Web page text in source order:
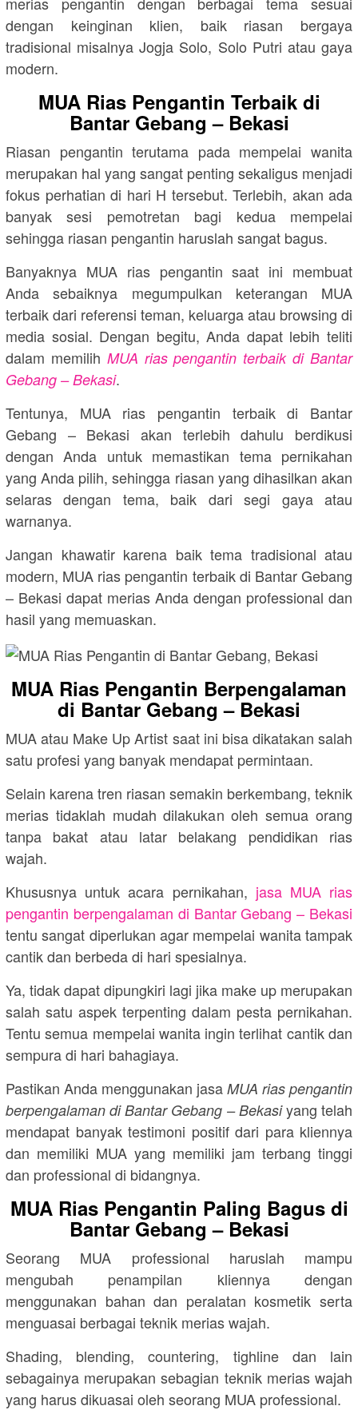
dengan keinginan klien, baik riasan bergaya
tradisional misalnya Jogja Solo, Solo Putri atau gaya
modern.
MUA Rias Pengantin Terbaik di
Bantar Gebang – Bekasi
Riasan pengantin terutama pada mempelai wanita
merupakan hal yang sangat penting sekaligus menjadi
fokus perhatian di hari H tersebut. Terlebih, akan ada
banyak sesi pemotretan bagi kedua mempelai
sehingga riasan pengantin haruslah sangat bagus.
Banyaknya MUA rias pengantin saat ini membuat
Anda sebaiknya megumpulkan keterangan MUA
terbaik dari referensi teman, keluarga atau browsing di
media sosial. Dengan begitu, Anda dapat lebih teliti
dalam memilih MUA rias pengantin terbaik di Bantar
Gebang – Bekasi.
Tentunya, MUA rias pengantin terbaik di Bantar
Gebang – Bekasi akan terlebih dahulu berdikusi
dengan Anda untuk memastikan tema pernikahan
yang Anda pilih, sehingga riasan yang dihasilkan akan
selaras dengan tema, baik dari segi gaya atau
warnanya.
Jangan khawatir karena baik tema tradisional atau
modern, MUA rias pengantin terbaik di Bantar Gebang
– Bekasi dapat merias Anda dengan professional dan
hasil yang memuaskan.
MUA Rias Pengantin Berpengalaman
di Bantar Gebang – Bekasi
MUA atau Make Up Artist saat ini bisa dikatakan salah
satu profesi yang banyak mendapat permintaan.
Selain karena tren riasan semakin berkembang, teknik
merias tidaklah mudah dilakukan oleh semua orang
tanpa bakat atau latar belakang pendidikan rias
wajah.
Khususnya untuk acara pernikahan, jasa MUA rias
pengantin berpengalaman di Bantar Gebang – Bekasi
tentu sangat diperlukan agar mempelai wanita tampak
cantik dan berbeda di hari spesialnya.
Ya, tidak dapat dipungkiri lagi jika make up merupakan
salah satu aspek terpenting dalam pesta pernikahan.
Tentu semua mempelai wanita ingin terlihat cantik dan
sempura di hari bahagiaya.
Pastikan Anda menggunakan jasa MUA rias pengantin
berpengalaman di Bantar Gebang – Bekasiyang telah
mendapat banyak testimoni positif dari para kliennya
dan memiliki MUA yang memiliki jam terbang tinggi
dan professional di bidangnya.
MUA Rias Pengantin Paling Bagus di
Bantar Gebang – Bekasi
Seorang MUA professional haruslah mampu
mengubah penampilan kliennya dengan
menggunakan bahan dan peralatan kosmetik serta
menguasai berbagai teknik merias wajah.
Shading, blending, countering, tighline dan lain
sebagainya merupakan sebagian teknik merias wajah
yang harus dikuasai oleh seorang MUA professional.